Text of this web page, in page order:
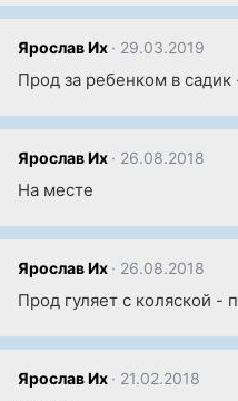
Ярослав Их 29.03.2019
Прод за ребенком в
Ярослав Их 26.08.2018
На месте
Ярослав Их 26.08.2018
Прод гуляет с коляской -
Ярослав Их 21.02.2018